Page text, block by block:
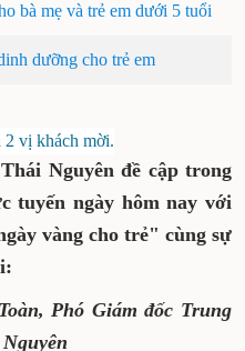
bà mẹ và trẻ em dưới 5 tuổi
dưỡng cho trẻ em
vị khách mời.
Nguyên đề cập trong
tuyến ngày hôm nay với
vàng cho trẻ" cùng sự
Phó Giám đốc Trung